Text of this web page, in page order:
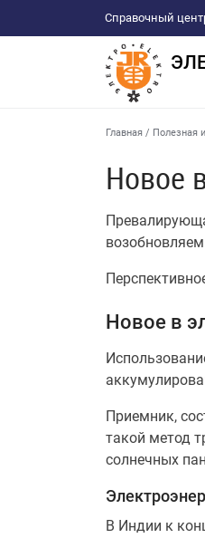
Справочный
Главная / Полезная
Новое
Новое в
Приемник,
такой метод
солнечных
В Индии к